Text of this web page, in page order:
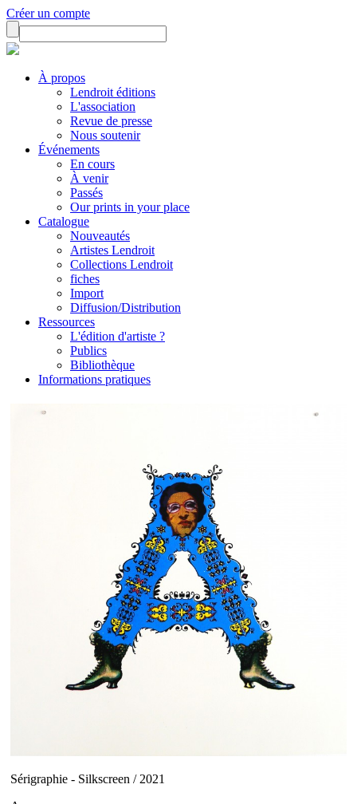
Créer un compte
À propos
Lendroit éditions
L'association
Revue de presse
Nous soutenir
Événements
En cours
À venir
Passés
Our prints in your place
Catalogue
Nouveautés
Artistes Lendroit
Collections Lendroit
fiches
Import
Diffusion/Distribution
Ressources
L'édition d'artiste ?
Publics
Bibliothèque
Informations pratiques
Sérigraphie - Silkscreen / 2021